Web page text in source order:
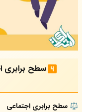
سطح برابری
⚖️ سطح برابری اجتماعی